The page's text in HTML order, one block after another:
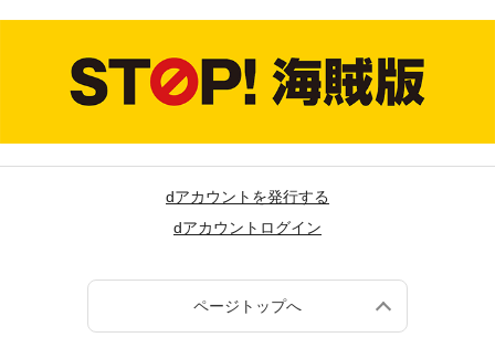
dアカウントを発行する
dアカウントログイン
ページトップへ